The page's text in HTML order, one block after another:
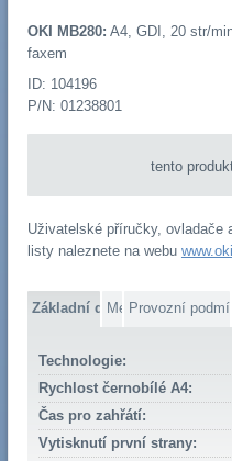
OKI MB280: A4, GDI, 20 str/
faxem
ID: 104196
P/N: 01238801
tento
Uživatelské příručky, ovladače
listy naleznete na webu
Základní dataMédiaProvozní
Technologie:
Rychlost černobílé A4:
Čas pro zahřátí:
Vytisknutí první strany: